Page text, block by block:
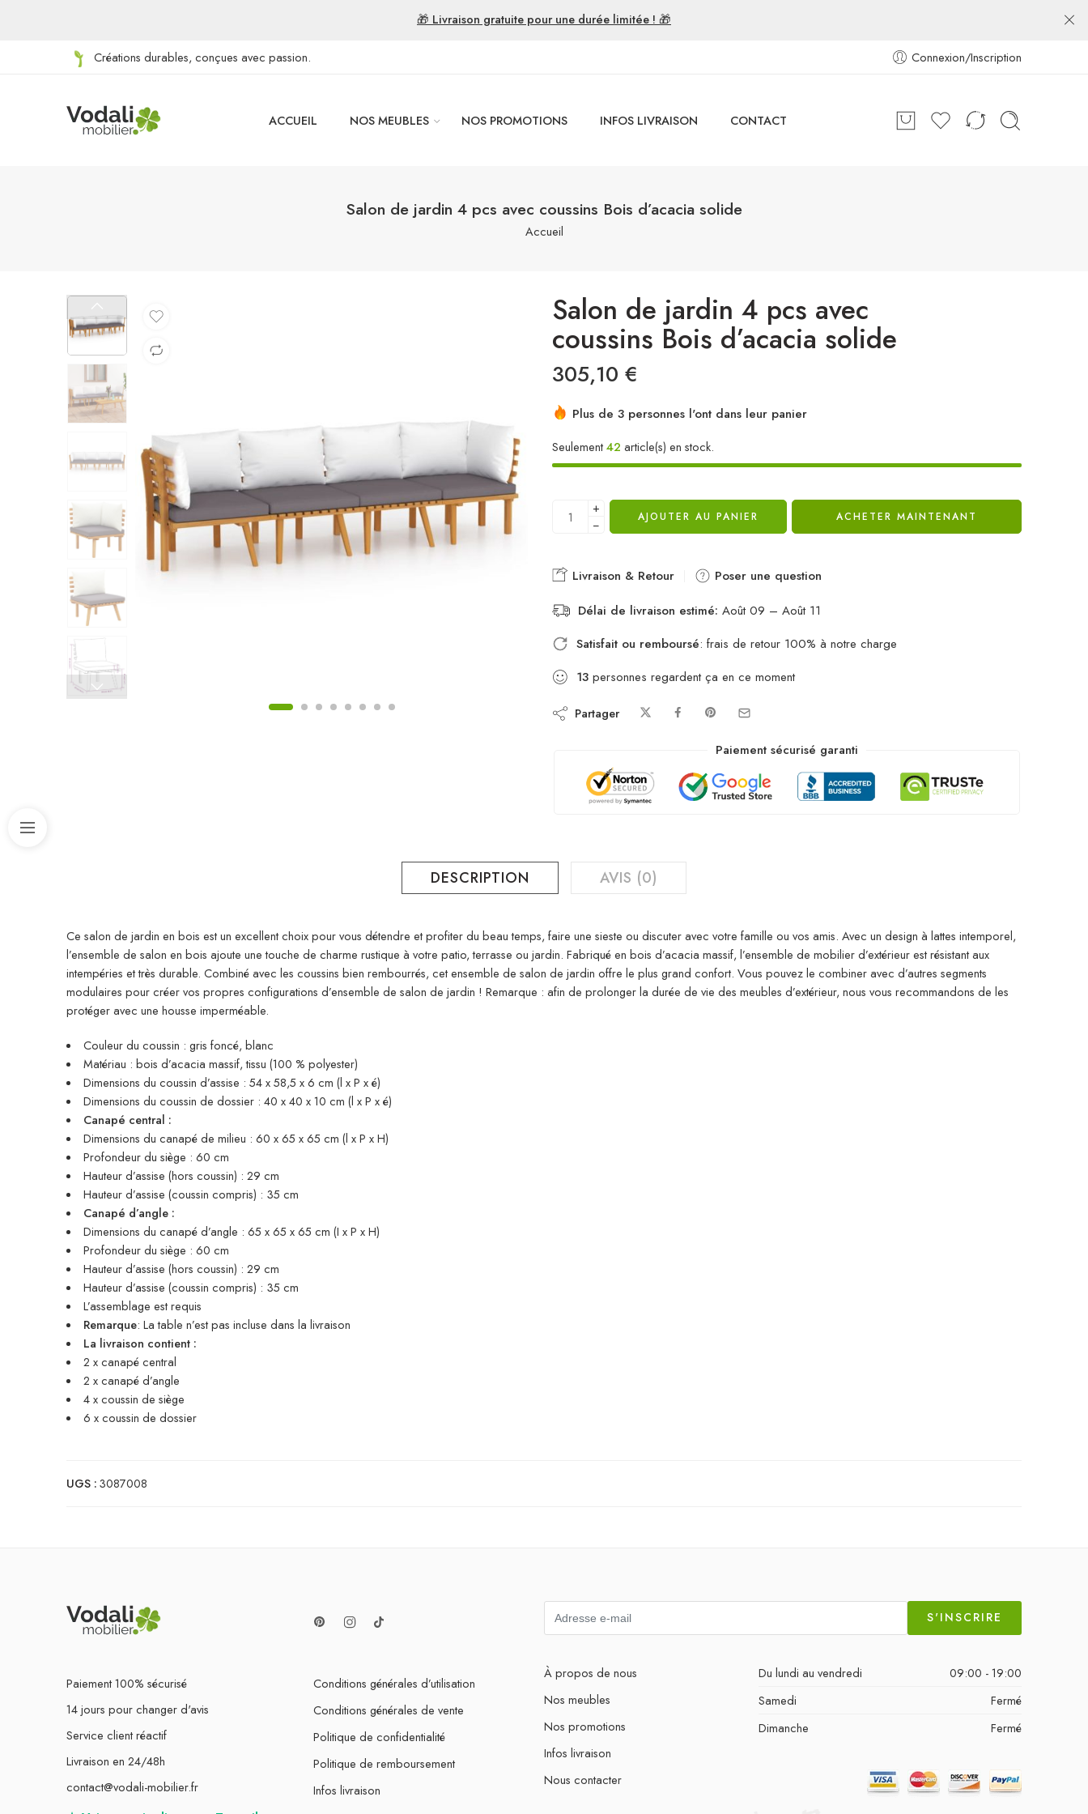
🎁 Livraison gratuite pour une durée limitée ! 🎁
Créations durables, conçues avec passion. Connexion/Inscription
ACCUEIL NOS MEUBLES NOS PROMOTIONS INFOS LIVRAISON CONTACT
Salon de jardin 4 pcs avec coussins Bois d’acacia solide
Accueil
Salon de jardin 4 pcs avec
coussins Bois d’acacia solide
305,10 €
Plus de 3 personnes l'ont dans leur panier
Seulement42 article(s) en stock.
+
−
AJOUTER AU PANIER ACHETER MAINTENANT
Livraison & Retour
Poser une question
Délai de livraison estimé: Août 09 – Août 11
Satisfait ou remboursé: frais de retour 100% à notre charge
13 personnes regardent ça en ce moment
Partager
Paiement sécurisé garanti
DESCRIPTION AVIS (0)
Ce salon de jardin en bois est un excellent choix pour vous détendre et profiter du beau temps, faire une sieste ou discuter avec votre famille ou vos amis. Avec un design à lattes intemporel,
l’ensemble de salon en bois ajoute une touche de charme rustique à votre patio, terrasse ou jardin. Fabriqué en bois d’acacia massif, l’ensemble de mobilier d’extérieur est résistant aux
intempéries et très durable. Combiné avec les coussins bien rembourrés, cet ensemble de salon de jardin offre le plus grand confort. Vous pouvez le combiner avec d’autres segments
modulaires pour créer vos propres configurations d’ensemble de salon de jardin ! Remarque : afin de prolonger la durée de vie des meubles d’extérieur, nous vous recommandons de les
protéger avec une housse imperméable.
Couleur du coussin : gris foncé, blanc
Matériau : bois d’acacia massif, tissu (100 % polyester)
Dimensions du coussin d’assise : 54 x 58,5 x 6 cm (l x P x é)
Dimensions du coussin de dossier : 40 x 40 x 10 cm (l x P x é)
Canapé central :
Dimensions du canapé de milieu : 60 x 65 x 65 cm (l x P x H)
Profondeur du siège : 60 cm
Hauteur d’assise (hors coussin) : 29 cm
Hauteur d’assise (coussin compris) : 35 cm
Canapé d’angle :
Dimensions du canapé d’angle : 65 x 65 x 65 cm (I x P x H)
Profondeur du siège : 60 cm
Hauteur d’assise (hors coussin) : 29 cm
Hauteur d’assise (coussin compris) : 35 cm
L’assemblage est requis
Remarque: La table n’est pas incluse dans la livraison
La livraison contient :
2 x canapé central
2 x canapé d’angle
4 x coussin de siège
6 x coussin de dossier
UGS :3087008
Paiement 100% sécurisé
14 jours pour changer d'avis
Service client réactif
Livraison en 24/48h
contact@vodali-mobilier.fr
Conditions générales d’utilisation
Conditions générales de vente
Politique de confidentialité
Politique de remboursement
Infos livraison
S'INSCRIRE
À propos de nous
Nos meubles
Nos promotions
Infos livraison
Nous contacter
Du lundi au vendredi
09:00 - 19:00
Samedi
Fermé
Dimanche
Fermé